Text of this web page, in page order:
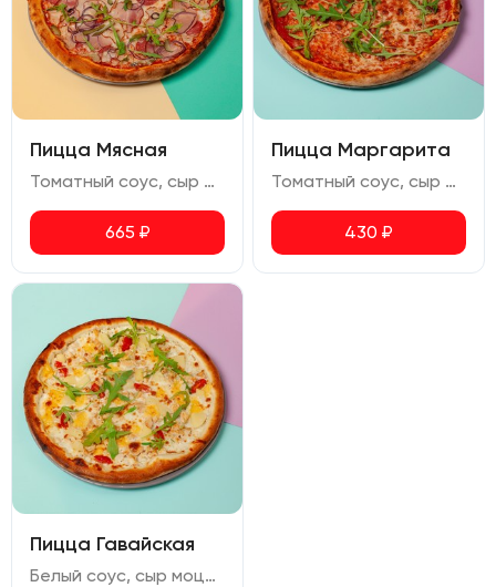
Пицца Мясная
Томатный соус, сыр моцарелла, курица копченая, бекон, ветчина, салями, лук красный, руккола, орегано
665 ₽
Пицца Маргарита
Томатный соус, сыр моцарелла, руккола, орегано
430 ₽
Пицца Гавайская
Белый соус, сыр моцарелла, куриное филе, ананасы, помидоры черри, сыр чеддер, руккола, орегано